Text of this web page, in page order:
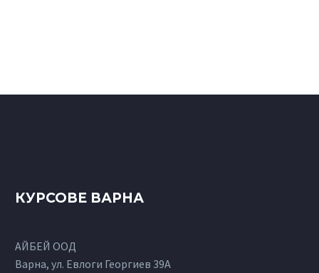
КУРСОВЕ ВАРНА
АЙБЕЙ ООД
Варна, ул. Евлоги Георгиев 39А